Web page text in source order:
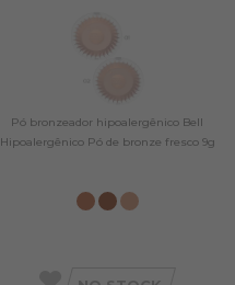
Pó bronzeador hipoalergênico Bell
Hipoalergênico Pó de bronze fresco 9g